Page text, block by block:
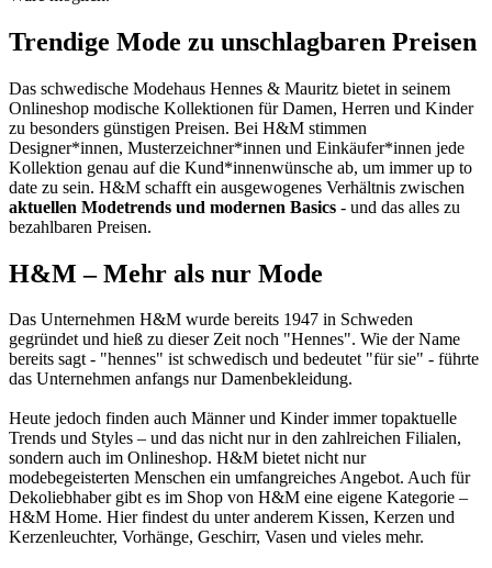
Trendige Mode zu unschlagbaren Preisen
Das schwedische Modehaus Hennes & Mauritz bietet in seinem
Onlineshop modische Kollektionen für Damen, Herren und Kinder
zu besonders günstigen Preisen. Bei H&M stimmen
Designer*innen, Musterzeichner*innen und Einkäufer*innen jede
Kollektion genau auf die Kund*innenwünsche ab, um immer up to
date zu sein. H&M schafft ein ausgewogenes Verhältnis zwischen
aktuellen Modetrends und modernen Basics - und das alles zu
bezahlbaren Preisen.
H&M – Mehr als nur Mode
Das Unternehmen H&M wurde bereits 1947 in Schweden
gegründet und hieß zu dieser Zeit noch "Hennes". Wie der Name
bereits sagt - "hennes" ist schwedisch und bedeutet "für sie" - führte
das Unternehmen anfangs nur Damenbekleidung.
Heute jedoch finden auch Männer und Kinder immer topaktuelle
Trends und Styles – und das nicht nur in den zahlreichen Filialen,
sondern auch im Onlineshop. H&M bietet nicht nur
modebegeisterten Menschen ein umfangreiches Angebot. Auch für
Dekoliebhaber gibt es im Shop von H&M eine eigene Kategorie –
H&M Home. Hier findest du unter anderem Kissen, Kerzen und
Kerzenleuchter, Vorhänge, Geschirr, Vasen und vieles mehr.